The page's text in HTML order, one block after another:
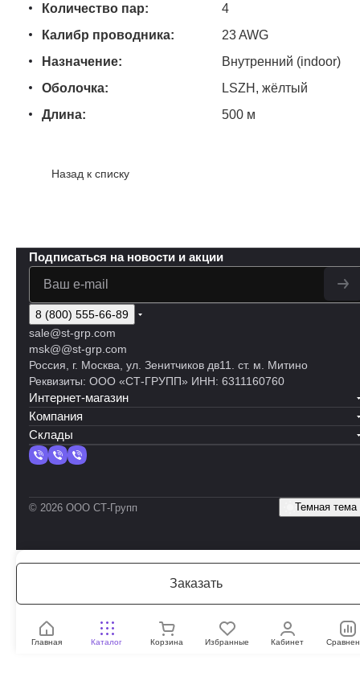
Количество пар:
4
Калибр проводника:
23 AWG
Назначение:
Внутренний (indoor)
Оболочка:
LSZH, жёлтый
Длина:
500 м
Назад к списку
Заказать
Главная Каталог Корзина Избранные Кабинет
Подписаться на новости и акции
8 (800) 555-66-89
sale@st-grp.com
msk@@st-grp.com
Россия, г. Москва, ул. Зенитчиков дв11. ст. м. Митино
Реквизиты: ООО «СТ-ГРУПП» ИНН: 6311160760
Интернет-магазин
Компания
Склады
© 2026 ООО СТ-Групп Темная тема